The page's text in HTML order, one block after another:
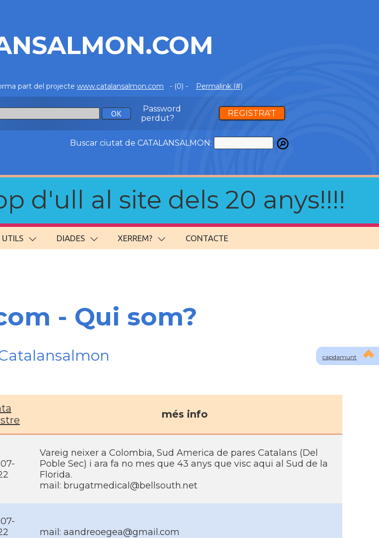
part del projecte www.catalansalmon.com - (0) - Permalink (#)
Password
perdut?
REGISTRA'T
Buscar ciutat de CATALANSALMON:
d'ull al site dels 20 anys!!!!
UTILS DIADES XERREM? CONTACTE
capdamunt
- Qui som?
més info
Vareig neixer a Colombia, Sud America de pares Catalans (Del
Poble Sec) i ara fa no mes que 43 anys que visc aqui al Sud de la
Florida.
mail: brugatmedical@bellsouth.net
mail: aandreoegea@gmail.com